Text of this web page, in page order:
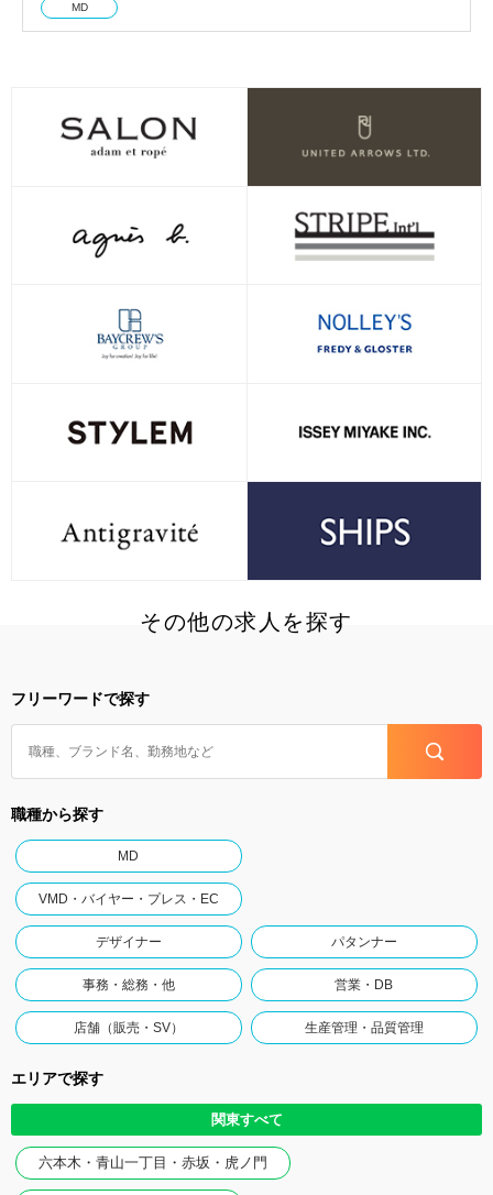
MD
その他の求人を探す
フリーワードで探す
職種から探す
MD
VMD・バイヤー・プレス・EC
デザイナー パタンナー
事務・総務・他 営業・DB
店舗（販売・SV） 生産管理・品質管理
エリアで探す
関東すべて
六本木・青山一丁目・赤坂・虎ノ門